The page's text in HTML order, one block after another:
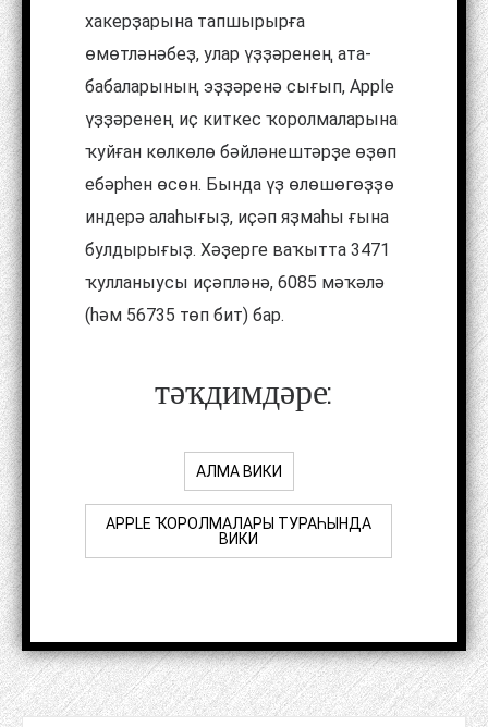
хакерҙарына тапшырырға
өмөтләнәбеҙ, улар үҙҙәренең ата-
бабаларының эҙҙәренә сығып, Apple
үҙҙәренең иҫ киткес ҡоролмаларына
ҡуйған көлкөлө бәйләнештәрҙе өҙөп
ебәрһен өсөн. Бында үҙ өлөшөгөҙҙө
индерә алаһығыҙ, иҫәп яҙмаһы ғына
булдырығыҙ. Хәҙерге ваҡытта 3471
ҡулланыусы иҫәпләнә, 6085 мәҡәлә
(һәм 56735 төп ​​бит) бар.
тәҡдимдәре:
АЛМА ВИКИ
APPLE ҠОРОЛМАЛАРЫ ТУРАҺЫНДА
ВИКИ